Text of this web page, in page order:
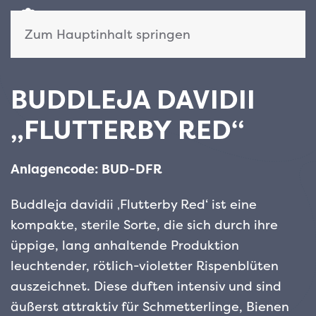
Zum Hauptinhalt springen
BUDDLEJA DAVIDII
„FLUTTERBY RED“
Anlagencode: BUD-DFR
Buddleja davidii ‚Flutterby Red‘ ist eine
kompakte, sterile Sorte, die sich durch ihre
üppige, lang anhaltende Produktion
leuchtender, rötlich-violetter Rispenblüten
auszeichnet. Diese duften intensiv und sind
äußerst attraktiv für Schmetterlinge, Bienen